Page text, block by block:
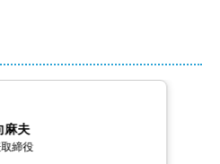
携等も承っております。
伴う不用品処分業者のご紹介
お申し付けください。
社ChapteRにお任せくだ
麻夫
締役